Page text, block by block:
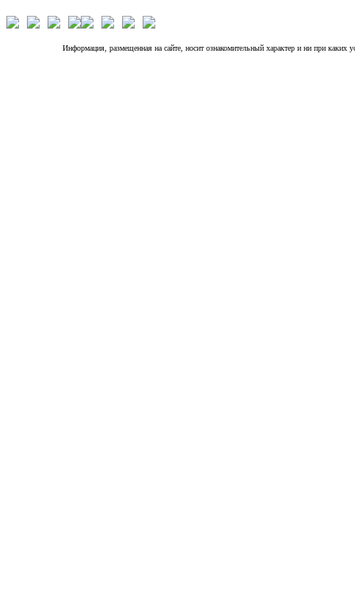
Информация, размещенная на сайте, носит ознакомительный характер и ни при